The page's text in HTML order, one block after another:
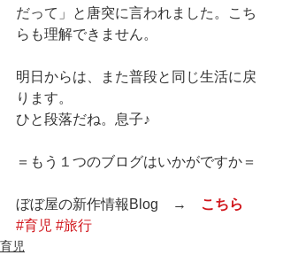
だって」と唐突に言われました。こち
らも理解できません。
明日からは、また普段と同じ生活に戻
ります。
ひと段落だね。息子♪
＝もう１つのブログはいかがですか＝
ぼぼ屋の新作情報Blog　→
こちら
#育児 #旅行
育児